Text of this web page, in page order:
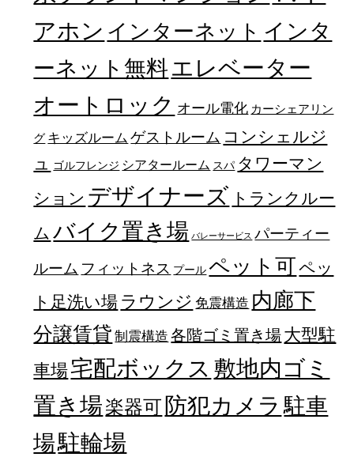
アホン インターネット インタ
ーネット無料エレベーター
オートロック オール電化 カーシェアリン
グ キッズルーム ゲストルーム コンシェルジ
ュ
ゴルフレンジ シアタールーム スパ タワーマン
ション デザイナーズ トランクルー
ム バイク置き場 バレーサービス パーティー
ルーム フィットネス プール ペット可ペッ
ト足洗い場 ラウンジ 免震構造 内廊下
分譲賃貸 制震構造 各階ゴミ置き場大型駐
車場宅配ボックス 敷地内ゴミ
置き場楽器可防犯カメラ 駐車
場駐輪場